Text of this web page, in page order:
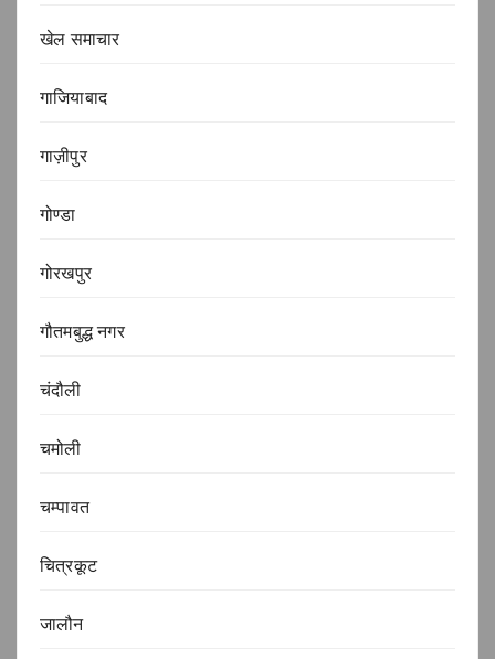
खेल समाचार
गाजियाबाद
गाज़ीपुर
गोण्डा
गोरखपुर
गौतमबुद्ध नगर
चंदौली
चमोली
चम्पावत
चित्रकूट
जालौन